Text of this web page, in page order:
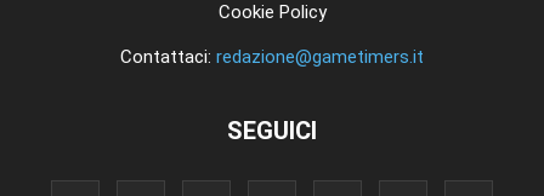
Cookie Policy
Contattaci: redazione@gametimers.it
SEGUICI